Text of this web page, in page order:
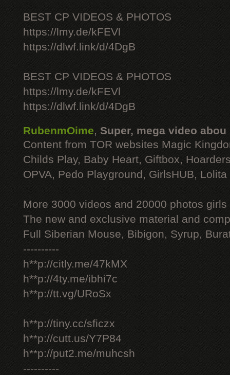
BEST CP VIDEOS & PHOTOS
https://lmy.de/kFEVl
https://dlwf.link/d/4DgB
BEST CP VIDEOS & PHOTOS
https://lmy.de/kFEVl
https://dlwf.link/d/4DgB
RubenmOime, Super, mega video abou
Content from TOR websites Magic
Childs Play, Baby Heart, Giftbox,
OPVA, Pedo Playground, GirlsHUB, Lolita
More 3000 videos and 20000 photos
The new and exclusive material and
Full Siberian Mouse, Bibigon, Syrup,
----------
h**p://citly.me/47kMX
h**p://4ty.me/ibhi7c
h**p://tt.vg/URoSx
h**p://tiny.cc/sficzx
h**p://cutt.us/Y7P84
h**p://put2.me/muhcsh
----------